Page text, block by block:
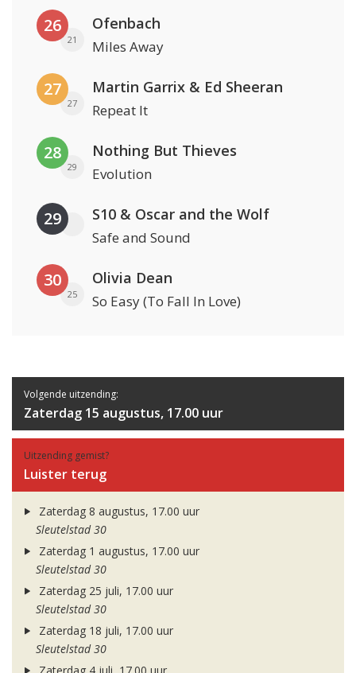
26
21
Ofenbach
Miles Away
27
27
Martin Garrix & Ed Sheeran
Repeat It
28
29
Nothing But Thieves
Evolution
29 S10 & Oscar and the Wolf
Safe and Sound
30
25
Olivia Dean
So Easy (To Fall In Love)
Volgende uitzending:
Zaterdag 15 augustus, 17.00 uur
Uitzending gemist?
Luister terug
Zaterdag 8 augustus, 17.00 uur
Sleutelstad 30
Zaterdag 1 augustus, 17.00 uur
Sleutelstad 30
Zaterdag 25 juli, 17.00 uur
Sleutelstad 30
Zaterdag 18 juli, 17.00 uur
Sleutelstad 30